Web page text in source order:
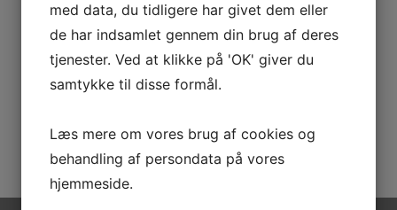
E-mail *
Hvor mange skal rejse
med data, du tidligere har givet dem eller
de har indsamlet gennem din brug af deres
tjenester. Ved at klikke på 'OK' giver du
samtykke til disse formål.
Læs mere om vores brug af cookies og
behandling af persondata på vores
hjemmeside.